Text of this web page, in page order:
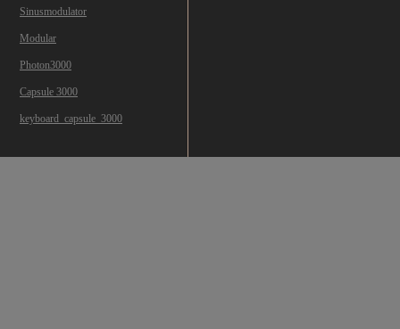
Sinusmodulator
Modular
Photon3000
Capsule 3000
keyboard_capsule_3000